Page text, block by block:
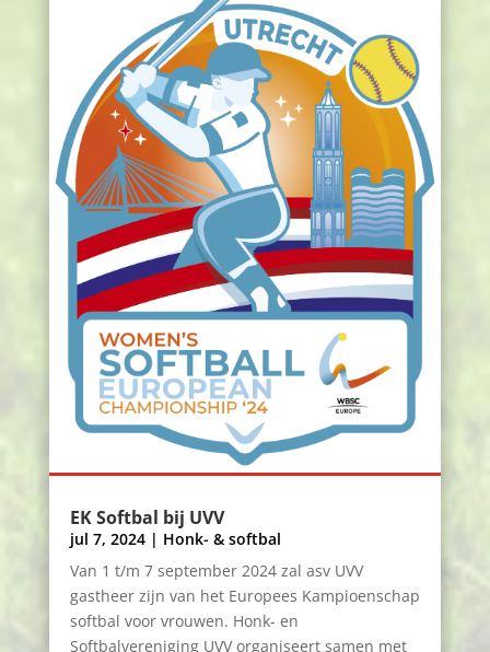
EK Softbal bij UVV
jul 7, 2024| Honk- & softbal
Van 1 t/m 7 september 2024 zal asv UVV
gastheer zijn van het Europees Kampioenschap
softbal voor vrouwen. Honk- en
Softbalvereniging UVV organiseert samen met